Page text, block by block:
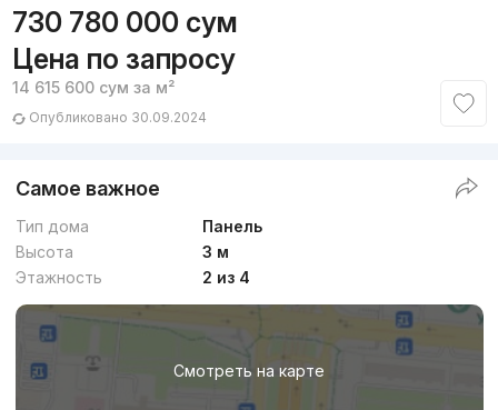
730 780 000 сум
Цена по запросу
14 615 600 сум за м²
Опубликовано 30.09.2024
Самое важное
Тип дома
Панель
Высота
3 м
Этажность
2 из 4
Смотреть на карте